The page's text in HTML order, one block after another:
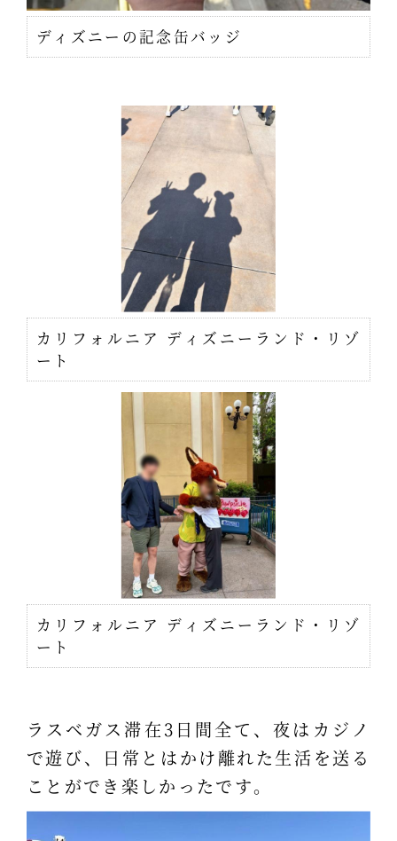
ディズニーの記念缶バッジ
カリフォルニア ディズニーランド・リゾ
ート
カリフォルニア ディズニーランド・リゾ
ート
ラスベガス滞在3日間全て、夜はカジノ
で遊び、日常とはかけ離れた生活を送る
ことができ楽しかったです。